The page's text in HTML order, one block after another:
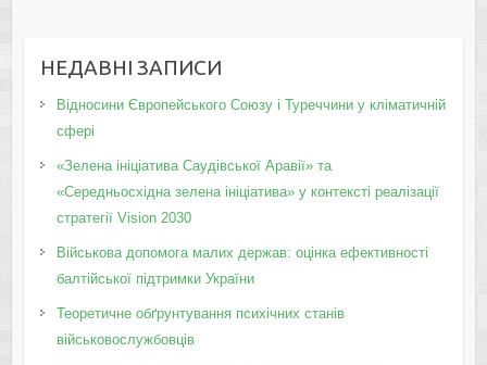
НЕДАВНІ ЗАПИСИ
Відносини Європейського Союзу і Туреччини у кліматичній
сфері
«Зелена ініціатива Саудівської Аравії» та
«Середньосхідна зелена ініціатива» у контексті реалізації
стратегії Vision 2030
Військова допомога малих держав: оцінка ефективності
балтійської підтримки України
Теоретичне обґрунтування психічних станів
військовослужбовців